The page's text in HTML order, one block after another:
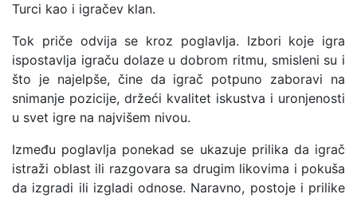
Turci kao i igračev klan.
Tok priče odvija se kroz poglavlja. Izbori koje igra
ispostavlja igraču dolaze u dobrom ritmu, smisleni su i
što je najelpše, čine da igrač potpuno zaboravi na
snimanje pozicije, držeći kvalitet iskustva i uronjenosti
u svet igre na najvišem nivou.
Između poglavlja ponekad se ukazuje prilika da igrač
istraži oblast ili razgovara sa drugim likovima i pokuša
da izgradi ili izgladi odnose. Naravno, postoje i prilike